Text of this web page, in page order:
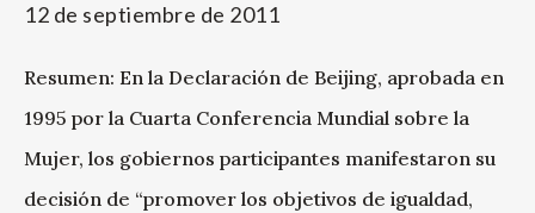
12 de septiembre de 2011
Resumen: En la Declaración de Beijing, aprobada en
1995 por la Cuarta Conferencia Mundial sobre la
Mujer, los gobiernos participantes manifestaron su
decisión de “promover los objetivos de igualdad,